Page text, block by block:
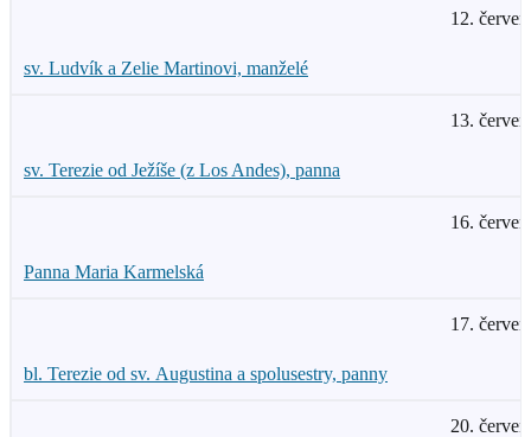
12.
sv. Ludvík a Zelie Martinovi, manželé
13.
sv. Terezie od Ježíše (z Los Andes), panna
16.
Panna Maria Karmelská
17.
bl. Terezie od sv. Augustina a spolusestry, panny
20.